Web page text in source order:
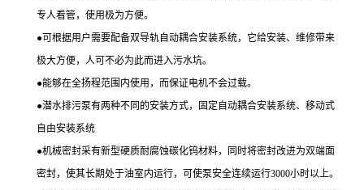
专人看管，使用极为方便。
●可根据用户需要配备双导轨自动耦合安装系统，它给安装、维修带来
极大方便，人可不必为此而进入污水坑。
●能够在全扬程范围内使用，而保证电机不会过载。
●潜水排污泵有两种不同的安装方式，固定自动耦合安装系统、移动式
自由安装系统
●机械密封采有新型硬质耐腐蚀碳化钨材料，同时将密封改进为双端面
密封，使其长期处于油室内运行，可使泵安全连续运行3000小时以上。